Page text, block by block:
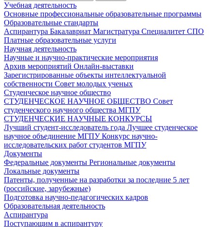
Учебная деятельность
Основные профессиональные образовательные программы
Образовательные стандарты
Аспирантура Бакалавриат Магистратура Специалитет СПО
Платные образовательные услуги
Научная деятельность
Научные и научно-практические мероприятия
Архив мероприятий Онлайн-выставки
Зарегистрированные объекты интеллектуальной
собственности Совет молодых ученых
Студенческое научное общество
СТУДЕНЧЕСКОЕ НАУЧНОЕ ОБЩЕСТВО Совет
студенческого научного общества МГПУ
СТУДЕНЧЕСКИЕ НАУЧНЫЕ КОНКУРСЫ
Лучший студент-исследователь года Лучшее студенческое
научное объединение МГПУКонкурс научно-
исследовательских работ студентов МГПУ
Документы
Федеральные документы Региональные документы
Локальные документы
Патенты, полученные на разработки за последние 5 лет
(российские, зарубежные)
Подготовка научно-педагогических кадров
Образовательная деятельность
Аспирантура
Поступающим в аспирантуру